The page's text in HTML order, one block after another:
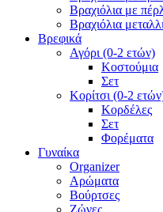
Βραχιόλια με
Βραχιόλια
Βρεφικά
Αγόρι (0-2 ετών)
Κοστούμια
Σετ
Κορίτσι (0-2
Κορδέλες
Σετ
Φορέματα
Γυναίκα
Organizer
Αρώματα
Βούρτσες